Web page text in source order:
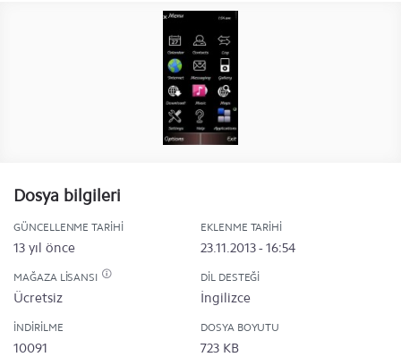
Dosya bilgileri
GÜNCELLENME TARIHI
13 yıl önce
EKLENME TARIHI
23.11.2013 - 16:54
MAĞAZA LISANSI
Ücretsiz
DIL DESTEĞI
İngilizce
İNDIRILME
10091
DOSYA BOYUTU
723 KB